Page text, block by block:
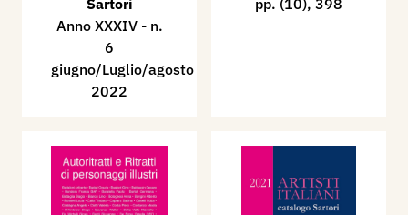
Sartori
Anno XXXIV - n.
6
giugno/Luglio/agosto
2022
pp. (10), 398